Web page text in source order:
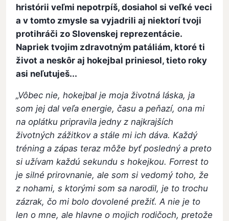
hristórii veľmi nepotrpíš, dosiahol si veľké veci
a v tomto zmysle sa vyjadrili aj niektorí tvoji
protihráči zo Slovenskej reprezentácie.
Napriek tvojim zdravotným patáliám, ktoré ti
život a neskôr aj hokejbal priniesol, tieto roky
asi neľutuješ...
„Vôbec nie, hokejbal je moja životná láska, ja
som jej dal veľa energie, času a peňazí, ona mi
na oplátku pripravila jedny z najkrajších
životných zážitkov a stále mi ich dáva. Každý
tréning a zápas teraz môže byť posledný a preto
si užívam každú sekundu s hokejkou. Forrest to
je silné prirovnanie, ale som si vedomý toho, že
z nohami, s ktorými som sa narodil, je to trochu
zázrak, čo mi bolo dovolené prežiť. A nie je to
len o mne, ale hlavne o mojich rodičoch, pretože